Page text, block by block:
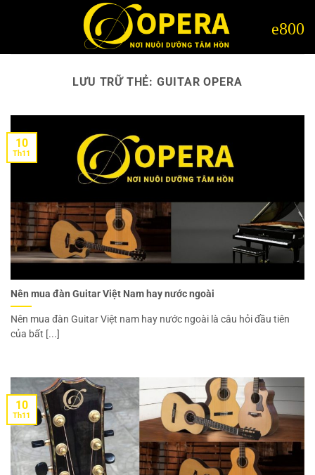
LƯU TRỮ THẺ: GUITAR OPERA
Nên mua đàn Guitar Việt Nam hay nước ngoài
Nên mua đàn Guitar Việt nam hay nước ngoài là câu hỏi đầu tiên
của bất [...]
10
Th11
10
Th11